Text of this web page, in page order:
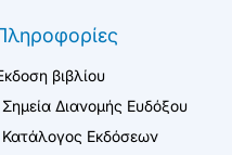
βιβλίου
Σημεία Διανομής Ευδόξου
Κατάλογος Εκδόσεων